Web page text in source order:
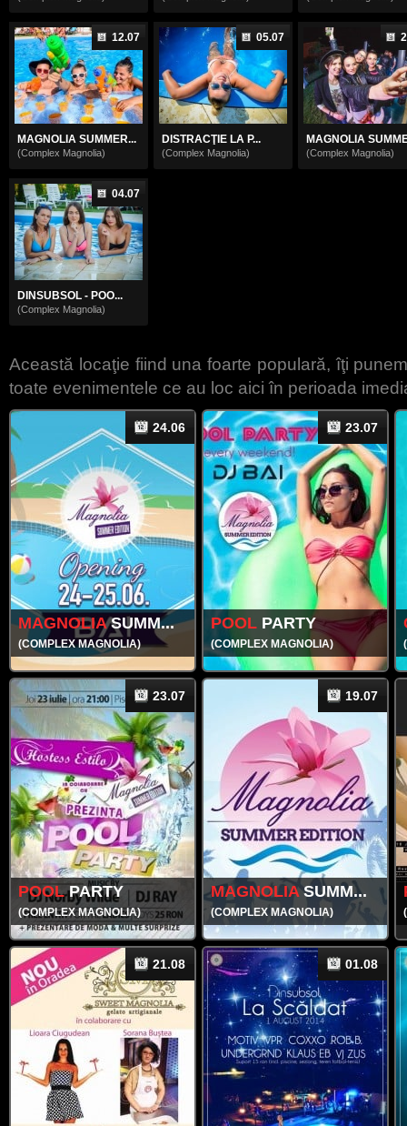
12.07
MAGNOLIA SUMMER...
(Complex Magnolia)
05.07
DISTRACŢIE LA P...
(Complex Magnolia)
MAGNOLIA
(Complex Magnolia)
04.07
DINSUBSOL - POO...
(Complex Magnolia)
Această locaţie fiind una foarte populară, îţi
toate evenimentele ce au loc aici în perioada
MAGNOLIASUMM...
(COMPLEX MAGNOLIA)
24.06
POOL PARTY
(COMPLEX MAGNOLIA)
23.07
POOLPARTY
(COMPLEX MAGNOLIA)
23.07
MAGNOLIASUMM...
(COMPLEX MAGNOLIA)
19.07
21.08 01.08